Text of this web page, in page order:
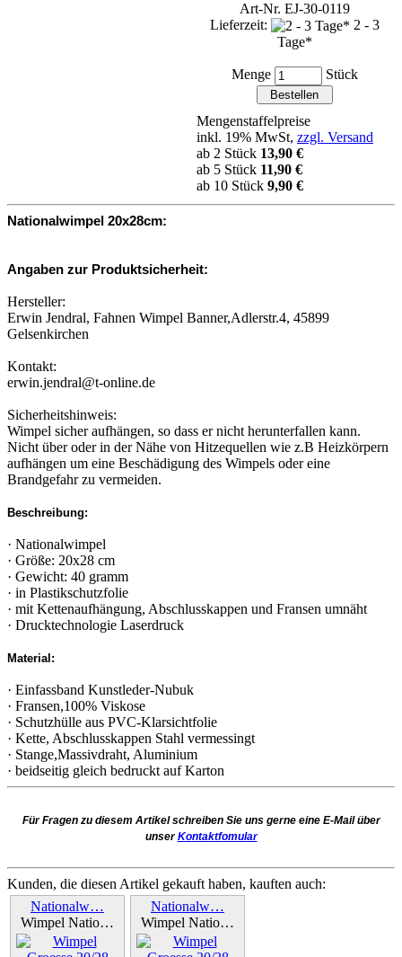
Art-Nr. EJ-30-0119
Lieferzeit:
2 - 3
Tage*
Menge Stück
Mengenstaffelpreise
inkl. 19% MwSt, zzgl. Versand
ab 2 Stück 13,90 €
ab 5 Stück 11,90 €
ab 10 Stück 9,90 €
Nationalwimpel 20x28cm:
Angaben zur Produktsicherheit:
Hersteller:
Erwin Jendral, Fahnen Wimpel Banner,Adlerstr.4, 45899
Gelsenkirchen
Kontakt:
erwin.jendral@t-online.de
Sicherheitshinweis:
Wimpel sicher aufhängen, so dass er nicht herunterfallen kann.
Nicht über oder in der Nähe von Hitzequellen wie z.B Heizkörpern
aufhängen um eine Beschädigung des Wimpels oder eine
Brandgefahr zu vermeiden.
Beschreibung:
· Nationalwimpel
· Größe: 20x28 cm
· Gewicht: 40 gramm
· in Plastikschutzfolie
· mit Kettenaufhängung, Abschlusskappen und Fransen umnäht
· Drucktechnologie Laserdruck
Material:
· Einfassband Kunstleder-Nubuk
· Fransen,100% Viskose
· Schutzhülle aus PVC-Klarsichtfolie
· Kette, Abschlusskappen Stahl vermessingt
· Stange,Massivdraht, Aluminium
· beidseitig gleich bedruckt auf Karton
Für Fragen zu diesem Artikel schreiben Sie uns gerne eine E-Mail über
unserKontaktfomular
Kunden, die diesen Artikel gekauft haben, kauften auch:
Nationalw…
Wimpel Natio…
Nationalw…
Wimpel Natio…